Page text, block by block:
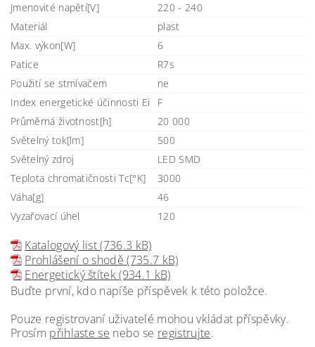
Jmenovité napětí[V]
220 - 240
Materiál
plast
Max. výkon[W]
6
Patice
R7s
Použití se stmívačem
ne
Index energetické účinnosti Ei
F
Průměrná životnost[h]
20 000
Světelný tok[lm]
500
Světelný zdroj
LED SMD
Teplota chromatičnosti Tc[°K]
3000
Váha[g]
46
Vyzařovací úhel
120
Katalogový list (736.3 kB)
Prohlášení o shodě (735.7 kB)
Energetický štítek (934.1 kB)
Buďte první, kdo napíše příspěvek k této položce.
Pouze registrovaní uživatelé mohou vkládat příspěvky.
Prosím přihlaste se nebo se registrujte.